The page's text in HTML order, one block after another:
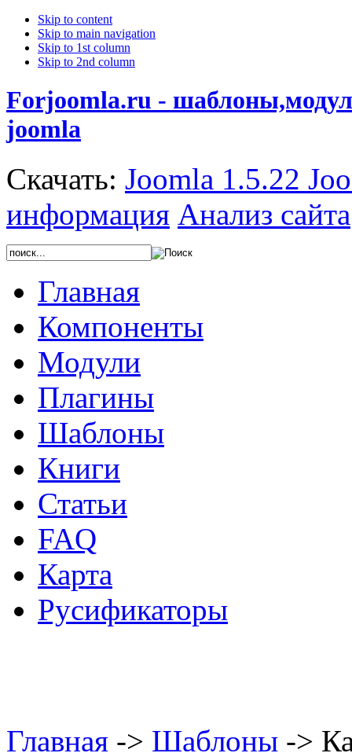
Skip to content
Skip to main navigation
Skip to 1st column
Skip to 2nd column
Forjoomla.ru -
joomla
Скачать: Joomla 1.5.22
информация Анализ сайта
Главная
Компоненты
Модули
Плагины
Шаблоны
Книги
Статьи
FAQ
Карта
Русификаторы
Главная -> Шаблоны ->